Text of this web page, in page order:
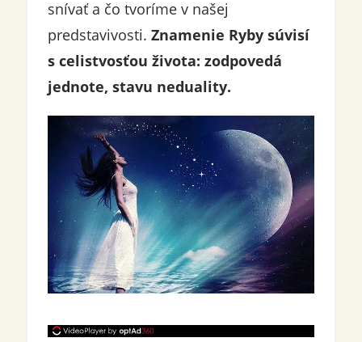
snívať a čo tvoríme v našej
predstavivosti. Znamenie Ryby súvisí
s celistvosťou života: zodpovedá
jednote, stavu neduality.